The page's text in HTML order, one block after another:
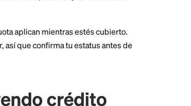
premium se
casi puro valor.